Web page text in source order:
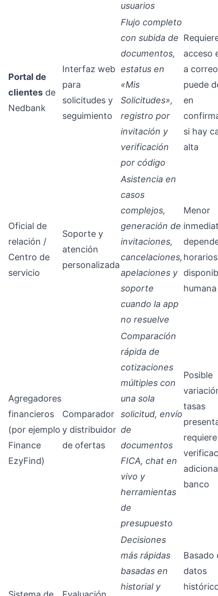
usuarios
Portal de
clientes de
Nedbank
Interfaz web
para
solicitudes y
seguimiento
Flujo completo
con subida de
documentos,
estatus en
«Mis
Solicitudes»,
registro por
invitación y
verificación
por código
acceso
a
puede
en
si hay
alta
Oficial de
relación /
Centro de
servicio
Soporte y
atención
personalizada
Asistencia en
casos
complejos,
generación de
invitaciones,
cancelaciones,
apelaciones y
soporte
cuando la app
no resuelve
Menor
humana
Agregadores
financieros
(por ejemplo
Finance
EzyFind)
Comparador
y distribuidor
de ofertas
Comparación
rápida de
cotizaciones
múltiples con
una sola
solicitud, envío
de
documentos
FICA, chat en
vivo y
herramientas
de
presupuesto
Posible
tasas
requiere
banco
Decisiones
más rápidas
basadas en
historial y
Basado
datos